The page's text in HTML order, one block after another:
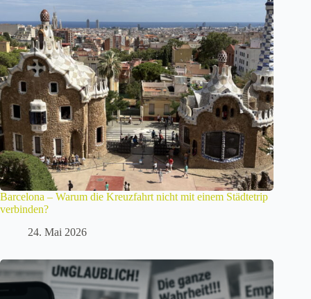
Barcelona – Warum die Kreuzfahrt nicht mit einem Städtetrip
verbinden?
24. Mai 2026